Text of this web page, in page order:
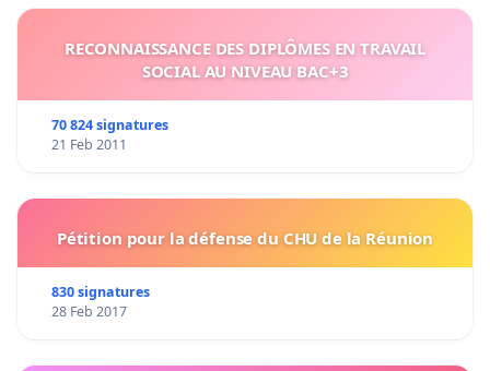
RECONNAISSANCE DES DIPLÔMES EN TRAVAIL
SOCIAL AU NIVEAU BAC+3
70 824 signatures
21 Feb 2011
Pétition pour la défense du CHU de la Réunion
830 signatures
28 Feb 2017